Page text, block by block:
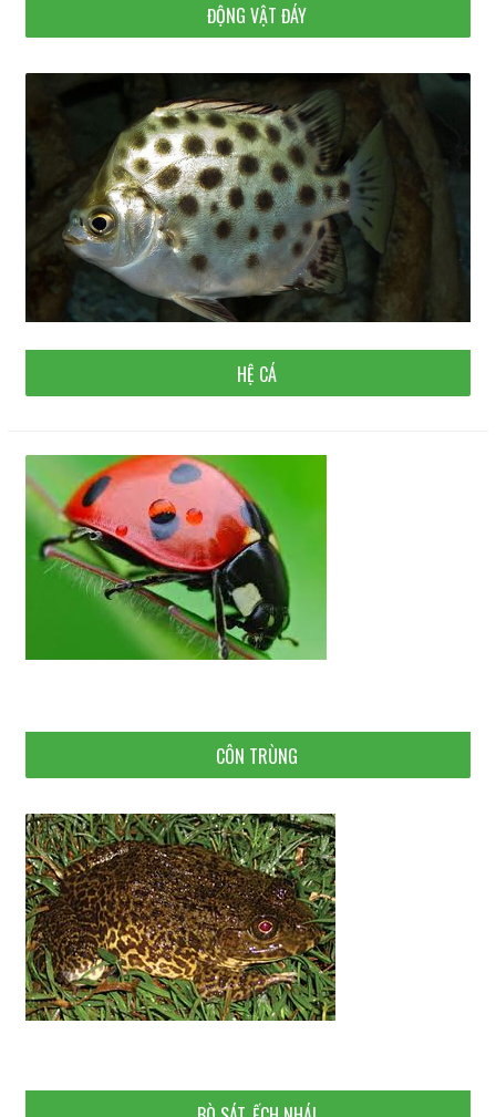
ĐỘNG VẬT ĐÁY
HỆ CÁ
CÔN TRÙNG